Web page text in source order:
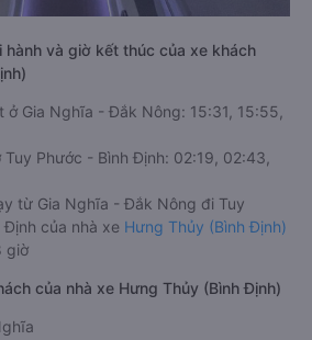
hành và giờ kết thúc của xe khách
ở Gia Nghĩa - Đắk Nông: 15:31, 15:55,
Tuy Phước - Bình Định: 02:19, 02:43,
từ Gia Nghĩa - Đắk Nông đi Tuy
Định của nhà xe Hưng Thủy (Bình Định)
giờ
của nhà xe Hưng Thủy (Bình Định)